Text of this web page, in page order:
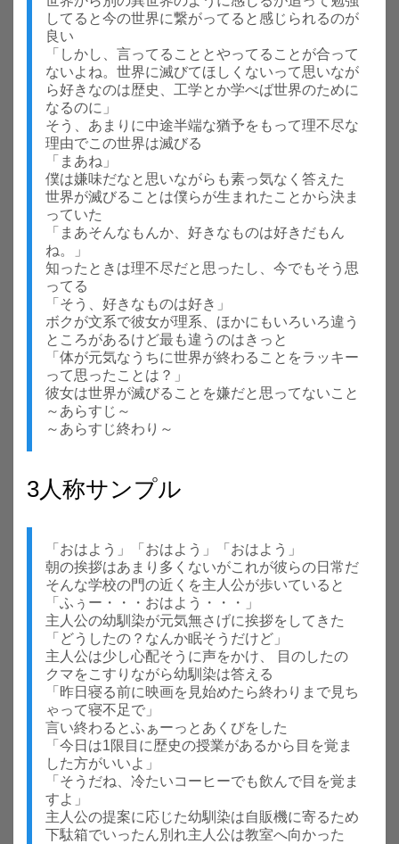
してると今の世界に繋がってると感じられるのが
良い
「しかし、言ってることとやってることが合って
ないよね。世界に滅びてほしくないって思いなが
ら好きなのは歴史、工学とか学べば世界のために
なるのに」
そう、あまりに中途半端な猶予をもって理不尽な
理由でこの世界は滅びる
「まあね」
僕は嫌味だなと思いながらも素っ気なく答えた
世界が滅びることは僕らが生まれたことから決ま
っていた
「まあそんなもんか、好きなものは好きだもん
ね。」
知ったときは理不尽だと思ったし、今でもそう思
ってる
「そう、好きなものは好き」
ボクが文系で彼女が理系、ほかにもいろいろ違う
ところがあるけど最も違うのはきっと
「体が元気なうちに世界が終わることをラッキー
って思ったことは？」
彼女は世界が滅びることを嫌だと思ってないこと
～あらすじ～
～あらすじ終わり～
3人称サンプル
「おはよう」「おはよう」「おはよう」
朝の挨拶はあまり多くないがこれが彼らの日常だ
そんな学校の門の近くを主人公が歩いていると
「ふぅー・・・おはよう・・・」
主人公の幼馴染が元気無さげに挨拶をしてきた
「どうしたの？なんか眠そうだけど」
主人公は少し心配そうに声をかけ、 目のしたの
クマをこすりながら幼馴染は答える
「昨日寝る前に映画を見始めたら終わりまで見ち
ゃって寝不足で」
言い終わるとふぁーっとあくびをした
「今日は1限目に歴史の授業があるから目を覚ま
した方がいいよ」
「そうだね、冷たいコーヒーでも飲んで目を覚ま
すよ」
主人公の提案に応じた幼馴染は自販機に寄るため
下駄箱でいったん別れ主人公は教室へ向かった